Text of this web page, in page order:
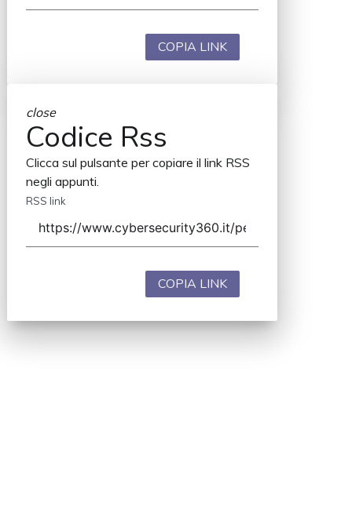
COPIA LINK
close
Codice Rss
Clicca sul pulsante per copiare il link RSS
negli appunti.
RSS link
COPIA LINK